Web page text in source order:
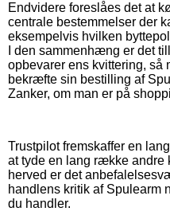
Endvidere foreslåes det at
centrale bestemmelser der
eksempelvis hvilken
I den sammenhæng er det
opbevarer ens kvittering, så
bekræfte sin bestilling af
Zanker, om man er på
Trustpilot fremskaffer en
at tyde en lang række andre
herved er det
handlens kritik af Spulearm
du handler.